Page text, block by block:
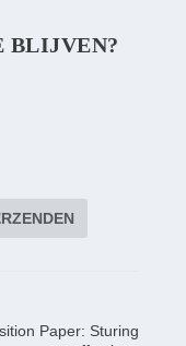
BLIJVEN?
Paper: Sturing